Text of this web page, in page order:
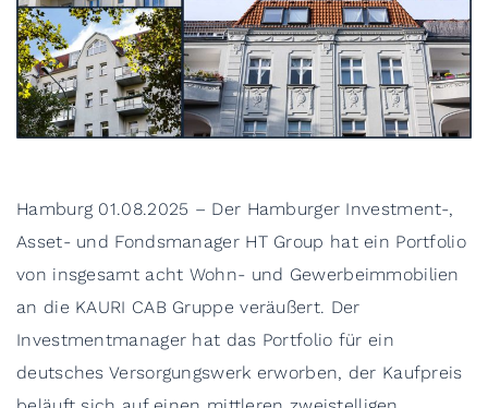
Hamburg 01.08.2025 – Der Hamburger Investment-,
Asset- und Fondsmanager HT Group hat ein Portfolio
von insgesamt acht Wohn- und Gewerbeimmobilien
an die KAURI CAB Gruppe veräußert. Der
Investmentmanager hat das Portfolio für ein
deutsches Versorgungswerk erworben, der Kaufpreis